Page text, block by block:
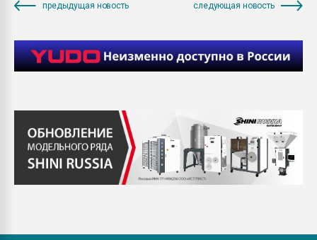
предыдущая новость следующая новость